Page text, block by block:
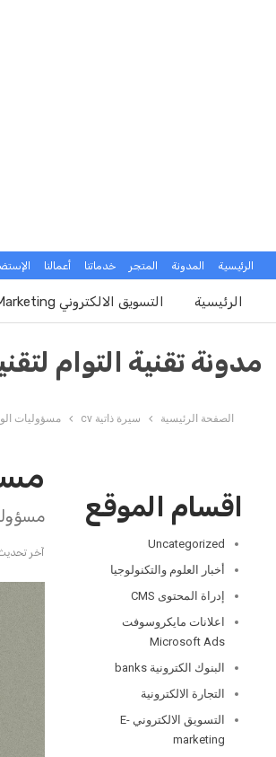
الرئيسية المدونة المتجر خدماتنا أعمالنا
الرئيسية التسويق الالكتروني E-Marketing
مدونة تقنية التوام
الصفحة الرئيسية سيرة ذاتية cv مسؤوليات
آخر
اقسام الموقع
Uncategorized
أخبار العلوم والتكنولوجيا
إدراة المحتوى CMS
اعلانات مايكروسوفت
Microsoft Ads
البنوك الكترونية banks
التجارة الالكترونية
التسويق الالكتروني E-
marketing